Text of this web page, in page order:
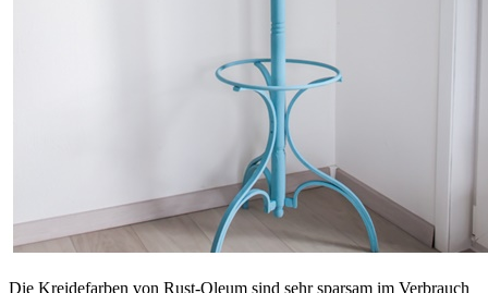
Die Kreidefarben von Rust-Oleum sind sehr sparsam im Verbrauch